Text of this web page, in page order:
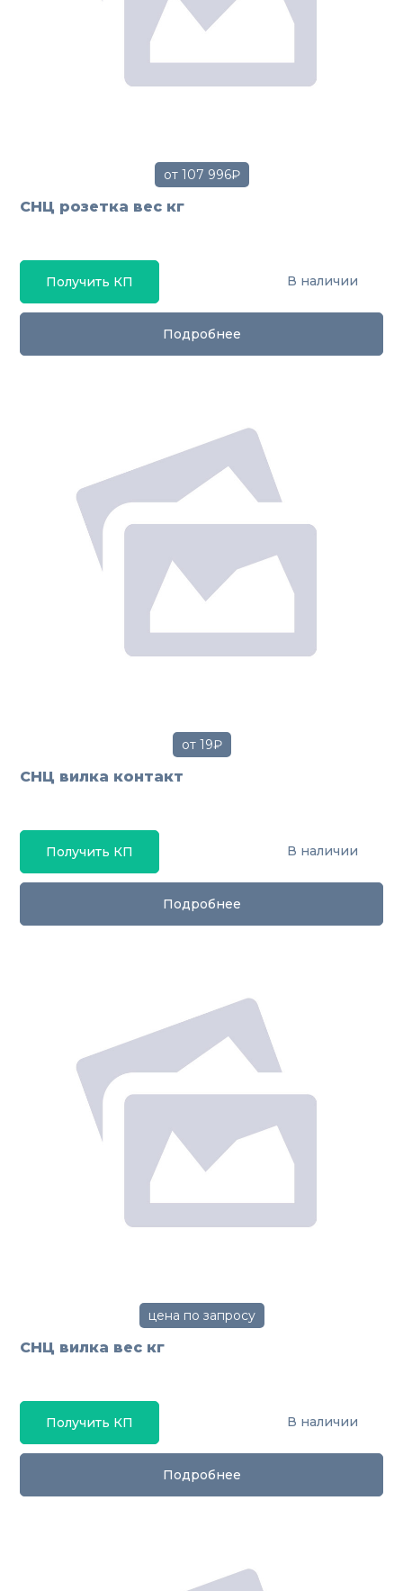
от 107 996₽
СНЦ розетка вес кг
Получить КП В наличии
Подробнее
от 19₽
СНЦ вилка контакт
Получить КП В наличии
Подробнее
цена по запросу
СНЦ вилка вес кг
Получить КП В наличии
Подробнее